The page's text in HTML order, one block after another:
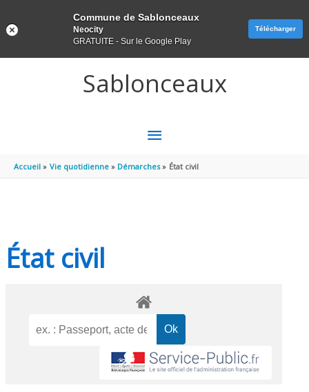
Sablonceaux
MENU
PRINCIPAL
Accueil Vie quotidienne Démarches État civil
État civil
Commune de Sablonceaux
Neocity
GRATUITE - Sur le Google Play
Télécharger